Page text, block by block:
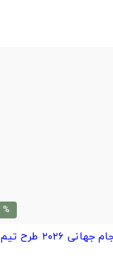
% 47
مینیمال جام جهانی ۲۰۲۶ طرح تیم